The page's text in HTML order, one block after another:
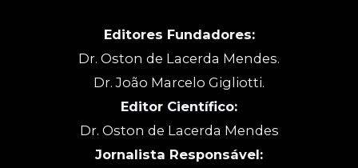
Editores Fundadores:
Dr. Oston de Lacerda Mendes.
Dr. João Marcelo Gigliotti.
Editor Científico:
Dr. Oston de Lacerda Mendes
Jornalista Responsável: